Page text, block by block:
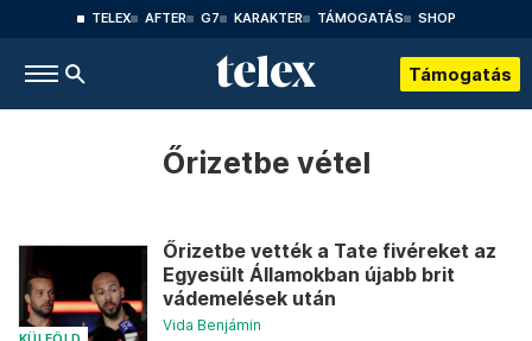
TELEX AFTER G7 KARAKTER TÁMOGATÁS SHOP
Támogatás
Őrizetbe vétel
Őrizetbe vették a Tate fivéreket az
Egyesült Államokban újabb brit
vádemelések után
Vida Benjámin